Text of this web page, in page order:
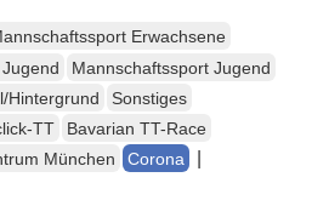
Erwachsene
Mannschaftssport Jugend
Hintergrund
Sonstiges
TT
Bavarian TT-Race
München Corona